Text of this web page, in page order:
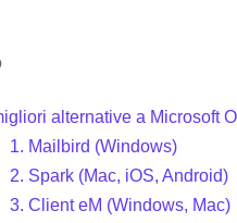
alternative a Microsoft
1. Mailbird (Windows)
2. Spark (Mac, iOS, Android)
3. Client eM (Windows, Mac)